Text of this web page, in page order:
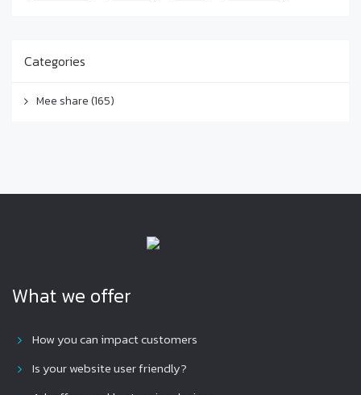
Categories
Mee share(165)
What we offer
How you can impact customers
Is your website user friendly?